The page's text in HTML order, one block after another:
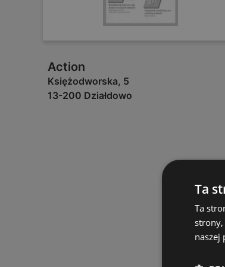
Action
Księżodworska, 5
13-200 Działdowo
Ta
Ta
naszej